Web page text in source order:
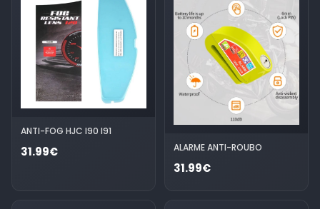
ANTI-FOG HJC I90 I91
31.99€ ALARME ANTI-ROUBO
31.99€